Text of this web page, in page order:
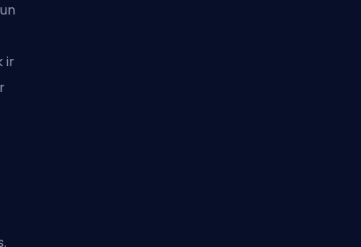
ir